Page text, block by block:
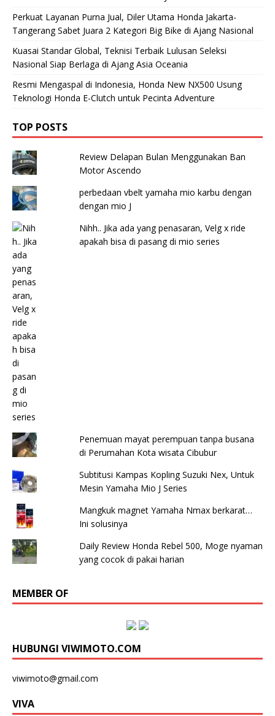
Perkuat Layanan Purna Jual, Diler Utama Honda Jakarta-
Tangerang Sabet Juara 2 Kategori Big Bike di Ajang Nasional
Kuasai Standar Global, Teknisi Terbaik Lulusan Seleksi
Nasional Siap Berlaga di Ajang Asia Oceania
Resmi Mengaspal di Indonesia, Honda New NX500 Usung
Teknologi Honda E-Clutch untuk Pecinta Adventure
TOP POSTS
Review Delapan Bulan Menggunakan Ban
Motor Ascendo
perbedaan vbelt yamaha mio karbu dengan
dengan mio J
Nihh.. Jika ada yang penasaran, Velg x ride
apakah bisa di pasang di mio series
Penemuan mayat perempuan tanpa busana
di Perumahan Kota wisata Cibubur
Subtitusi Kampas Kopling Suzuki Nex, Untuk
Mesin Yamaha Mio J Series
Mangkuk magnet Yamaha Nmax berkarat…
Ini solusinya
Daily Review Honda Rebel 500, Moge nyaman
yang cocok di pakai harian
MEMBER OF
HUBUNGI VIWIMOTO.COM
viwimoto@gmail.com
VIVA